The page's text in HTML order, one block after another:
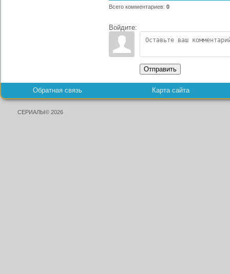
Всего комментариев: 0
Войдите:
Отправить
Обратная связь Карта сайта
СЕРИАЛЫ© 2026